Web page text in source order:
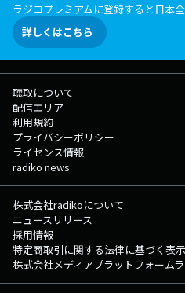
ラジコプレミアムに登録すると日本
詳しくはこちら
聴取について
配信エリア
利用規約
プライバシーポリシー
ライセンス情報
radiko news
株式会社radikoについて
ニュースリリース
採用情報
特定商取引に関する法律に基づく表示
株式会社メディアプラットフォーム